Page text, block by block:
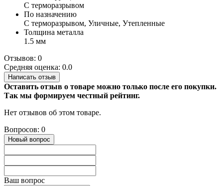
С терморазрывом
По назначению
С терморазрывом, Уличные, Утепленные
Толщина металла
1.5 мм
Отзывов: 0
Средняя оценка: 0.0
Написать отзыв
Оставить отзыв о товаре можно только после его покупки.
Так мы формируем честный рейтинг.
Нет отзывов об этом товаре.
Вопросов: 0
Новый вопрос
Ваш вопрос